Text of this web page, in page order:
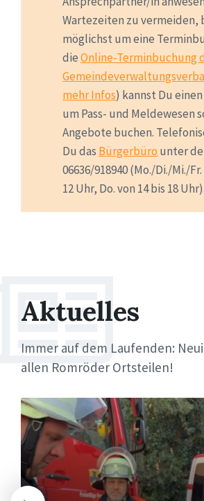
Wartezeiten zu vermeiden,
möglichst um eine
dieOnline-Terminbuchung
mehr Infos) kannst Du
um Pass- und Meldewesen
Angebote buchen.
Du das Bürgerbüro unter
06636/918940 (Mo./Di./Mi./Fr.
12 Uhr, Do. von 14 bis 18
Aktuelles
Immer auf dem Laufenden:
allen Romröder Ortsteilen!
More